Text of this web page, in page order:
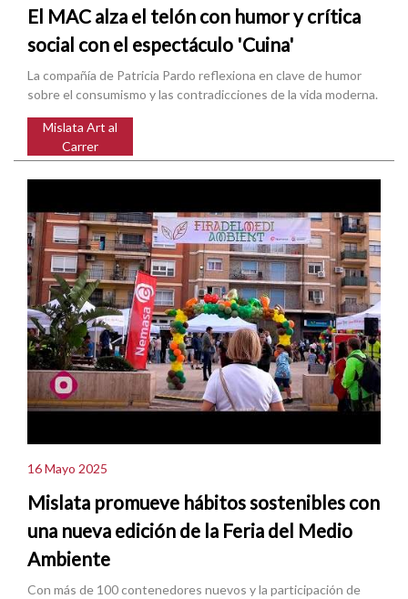
El MAC alza el telón con humor y crítica
social con el espectáculo 'Cuina'
La compañía de Patricia Pardo reflexiona en clave de humor
sobre el consumismo y las contradicciones de la vida moderna.
Mislata Art al
Carrer
16 Mayo 2025
Mislata promueve hábitos sostenibles con
una nueva edición de la Feria del Medio
Ambiente
Con más de 100 contenedores nuevos y la participación de